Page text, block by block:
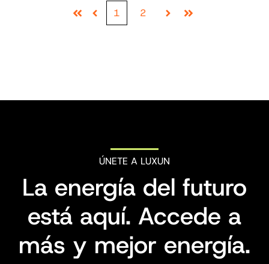
First Prev
1 2
Next Last
ÚNETE A LUXUN
La energía del futuro
está aquí. Accede a
más y mejor energía.